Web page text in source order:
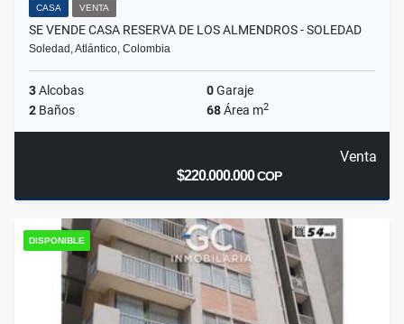
CASA VENTA
SE VENDE CASA RESERVA DE LOS ALMENDROS - SOLEDAD
Soledad, Atlántico, Colombia
3Alcobas 0Garaje
2 Baños 68Área m2
Venta
$220.000.000COP
DISPONIBLE